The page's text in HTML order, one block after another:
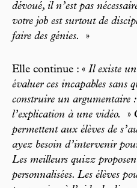
dévoué, il n’est pas
votre job est surtout de
faire des génies.
»
Elle continue : « Il existe
évaluer ces incapables sans
construire un argumentaire
l’explication à une vidéo.
»
permettent aux élèves de
ayez besoin d’intervenir
Les meilleurs quizz
personnalisées. Les élèves